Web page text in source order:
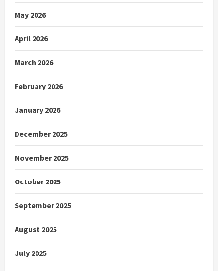
May 2026
April 2026
March 2026
February 2026
January 2026
December 2025
November 2025
October 2025
September 2025
August 2025
July 2025